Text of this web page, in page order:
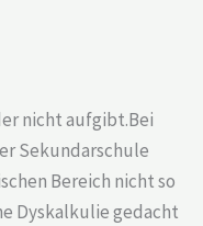
nicht aufgibt.Bei
Sekundarschule
Bereich nicht so
Dyskalkulie gedacht